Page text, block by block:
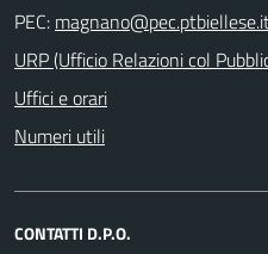
PEC:
URP (Ufficio Relazioni col
Uffici e orari
Numeri utili
CONTATTI D.P.O.